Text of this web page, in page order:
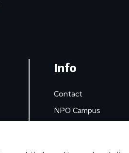
Info
Contact
NPO Campus